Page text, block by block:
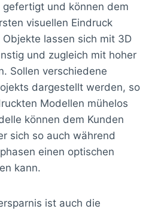
und können dem
visuellen Eindruck
lassen sich mit 3D
und zugleich mit hoher
Sollen verschiedene
dargestellt werden, so
Modellen mühelos
können dem Kunden
sich so auch während
einen optischen
kann.
ist auch die